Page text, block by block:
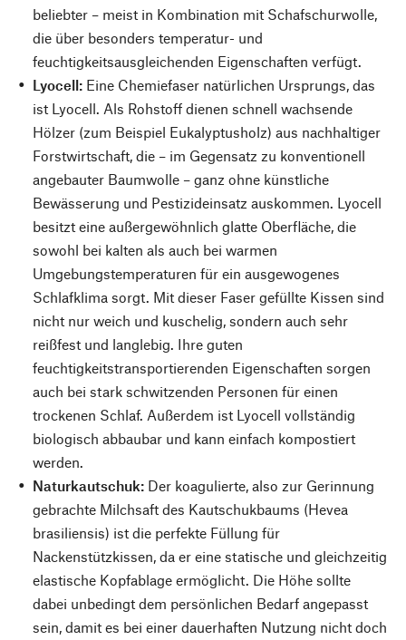
beliebter – meist in Kombination mit Schafschurwolle,
die über besonders temperatur- und
feuchtigkeitsausgleichenden Eigenschaften verfügt.
Lyocell: Eine Chemiefaser natürlichen Ursprungs, das
ist Lyocell. Als Rohstoff dienen schnell wachsende
Hölzer (zum Beispiel Eukalyptusholz) aus nachhaltiger
Forstwirtschaft, die – im Gegensatz zu konventionell
angebauter Baumwolle – ganz ohne künstliche
Bewässerung und Pestizideinsatz auskommen. Lyocell
besitzt eine außergewöhnlich glatte Oberfläche, die
sowohl bei kalten als auch bei warmen
Umgebungstemperaturen für ein ausgewogenes
Schlafklima sorgt. Mit dieser Faser gefüllte Kissen sind
nicht nur weich und kuschelig, sondern auch sehr
reißfest und langlebig. Ihre guten
feuchtigkeitstransportierenden Eigenschaften sorgen
auch bei stark schwitzenden Personen für einen
trockenen Schlaf. Außerdem ist Lyocell vollständig
biologisch abbaubar und kann einfach kompostiert
werden.
Naturkautschuk: Der koagulierte, also zur Gerinnung
gebrachte Milchsaft des Kautschukbaums (Hevea
brasiliensis) ist die perfekte Füllung für
Nackenstützkissen, da er eine statische und gleichzeitig
elastische Kopfablage ermöglicht. Die Höhe sollte
dabei unbedingt dem persönlichen Bedarf angepasst
sein, damit es bei einer dauerhaften Nutzung nicht doch